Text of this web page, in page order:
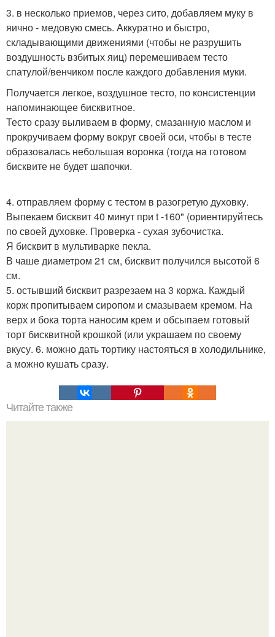
3. в несколько приемов, через сито, добавляем муку в
яично - медовую смесь. Аккуратно и быстро,
складывающими движениями (чтобы не разрушить
воздушность взбитых яиц) перемешиваем тесто
спатулой/венчиком после каждого добавления муки.
Получается легкое, воздушное тесто, по консистенции
напоминающее бисквитное.
Тесто сразу выливаем в форму, смазанную маслом и
прокручиваем форму вокруг своей оси, чтобы в тесте
образовалась небольшая воронка (тогда на готовом
бисквите не будет шапочки.
4. отправляем форму с тестом в разогретую духовку.
Выпекаем бисквит 40 минут при t -160" (ориентируйтесь
по своей духовке. Проверка - сухая зубочистка.
Я бисквит в мультиварке пекла.
В чаше диаметром 21 см, бисквит получился высотой 6
см.
5. остывший бисквит разрезаем на 3 коржа. Каждый
корж пропитываем сиропом и смазываем кремом. На
верх и бока торта наносим крем и обсыпаем готовый
торт бисквитной крошкой (или украшаем по своему
вкусу. 6. можно дать тортику настояться в холодильнике,
а можно кушать сразу.
Читайте также